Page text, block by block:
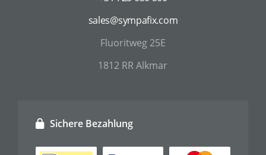
sales@sympafix.com
Fluoritweg 25E
1812 RR Alkmar
Sichere Bezahlung